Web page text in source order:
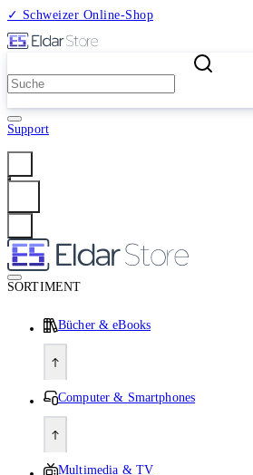
✓ Schweizer Online-Shop
Support
SORTIMENT
Bücher & eBooks
Computer & Smartphones
Multimedia & TV